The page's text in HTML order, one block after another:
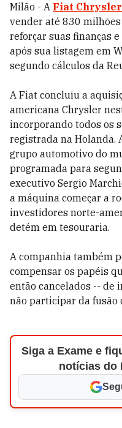
Milão - A Fiat Chrysler
vender até 830
reforçar suas finanças
após sua listagem em
segundo cálculos da
A Fiat concluiu a
americana Chrysler
incorporando todos os
registrada na Holanda.
grupo automotivo do
programada para
executivo Sergio
a máquina começar a
investidores norte-
detém em tesouraria.
A companhia também
compensar os papéis
então cancelados -- de
não participar da fusão
Siga a Exame e
notícias do